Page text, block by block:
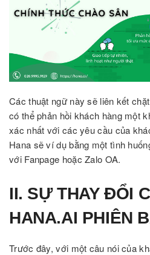
Các thuật ngữ này sẽ liên kết
có thể phản hồi khách hàng một
xác nhất với các yêu cầu của
Hana sẽ ví dụ bằng một tình
với Fanpage hoặc Zalo OA.
II. SỰ THAY ĐỔI
HANA.AI PHIÊN
Trước đây, với một câu nói của